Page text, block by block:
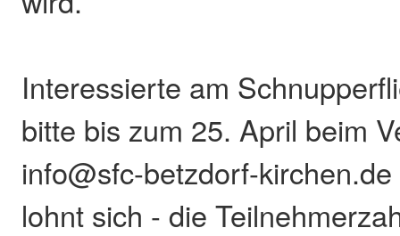
Interessierte am
bitte bis zum 25. April beim
info@sfc-betzdorf-
lohnt sich - die